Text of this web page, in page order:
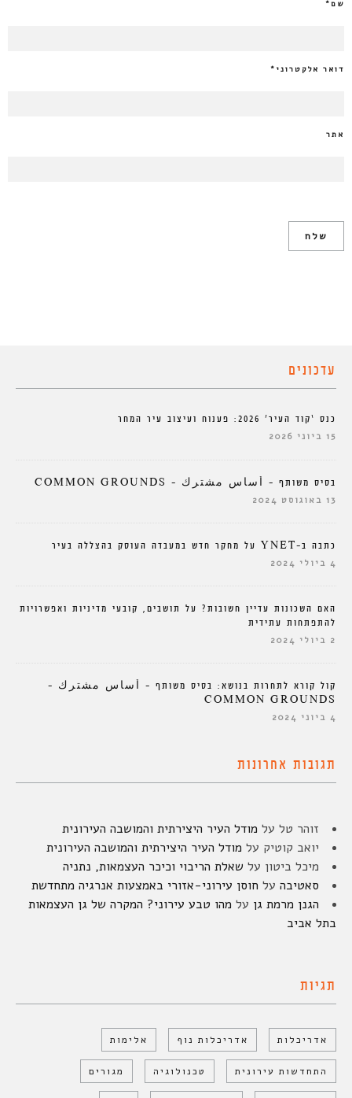
שם*
דואר אלקטרוני *
אתר
עדכונים
כנס ‘קוד העיר’ 2026: פענוח ועיצוב עיר המחר
15 ביוני 2026
בסיס משותף – أساس مشترك – COMMON GROUNDS
13 באוגוסט 2024
כתבה ב-YNET על מחקר חדש במעבדה העוסק בהצללה בעיר
4 ביולי 2024
האם השכונות עדיין חשובות? על תושבים, קובעי מדיניות ואפשרויות
להתפתחות עתידית
2 ביולי 2024
קול קורא לתחרות בנושא: בסיס משותף – أساس مشترك –
COMMON GROUNDS
4 ביוני 2024
תגובות אחרונות
זוהר טל על מודל העיר היצירתית והמושבה העירונית
יואב קוטיק על מודל העיר היצירתית והמושבה העירונית
מיכל ביטון על שאלת הריבוי וכיכר העצמאות, נתניה
סאטיבה על חוסן עירוני-אזורי באמצעות אנרגיה מתחדשת
הגנן מרמת גן על מהו טבע עירוני? המקרה של גן העצמאות
בתל אביב
תגיות
אדריכלות אדריכלות נוף אלימות
התחדשות עירונית טכנולוגיה מגורים